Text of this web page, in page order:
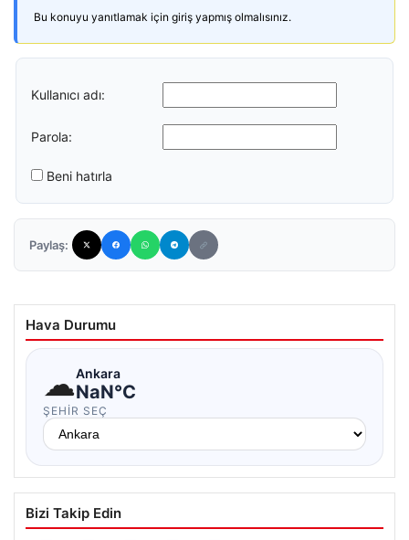
Bu konuyu yanıtlamak için giriş yapmış olmalısınız.
Kullanıcı adı:
Parola:
Beni hatırla
Paylaş:
Hava Durumu
☁Ankara
NaN°C
ŞEHIR SEÇ
Bizi Takip Edin